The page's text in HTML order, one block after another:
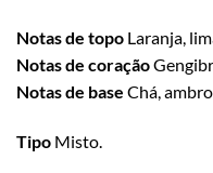
Notas de topo Laranja,
Notas de coração
Notas de base Chá,
Tipo Misto.